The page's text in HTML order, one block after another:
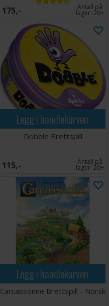
175,- Antall på
lager: 20+
Legg i handlekurven
Dobble Brettspill
115,- Antall på
lager: 20+
Legg i handlekurven
Carcassonne Brettspill - Norsk